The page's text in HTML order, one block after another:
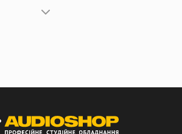
и студийного оборудования. Мы открыты
рынку — такова наша философия: в
стандартами качества практически все
компоненты нашей продукции